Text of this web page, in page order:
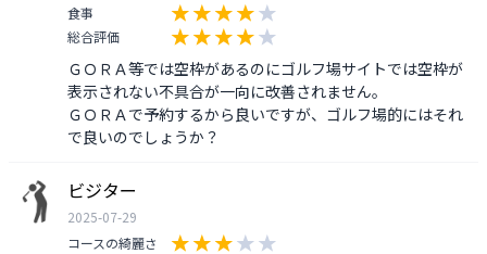
食事
総合評価
ＧＯＲＡ等では空枠があるのにゴルフ場サイトでは空枠が
表示されない不具合が一向に改善されません。
ＧＯＲＡで予約するから良いですが、ゴルフ場的にはそれ
で良いのでしょうか？
ビジター
2025-07-29
コースの綺麗さ